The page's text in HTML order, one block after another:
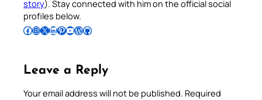
story). Stay connected with him on the official social
profiles below.
Follow Pradeep on Facebook Follow Pradeep on InstagramFollow Pradeep on X Follow Pradeep on LinkedIn Follow Pradeep on Pinterest Subscribe to Pradeep’s Youtube Channel Follow Pradeep on WordPress Follow Pradeep on GitHub
Leave a Reply
Your email address will not be published. Required